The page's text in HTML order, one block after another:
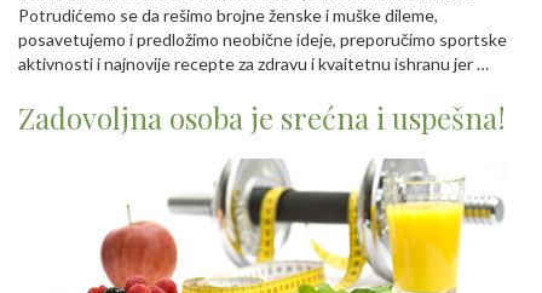
Potrudićemo se da rešimo brojne ženske i muške dileme,
posavetujemo i predložimo neobične ideje, preporučimo sportske
aktivnosti i najnovije recepte za zdravu i kvaitetnu ishranu jer …
Zadovoljna osoba je srećna i uspešna!